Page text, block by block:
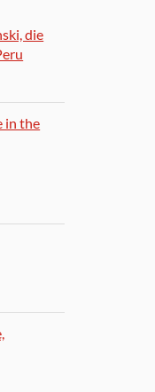
die
in the